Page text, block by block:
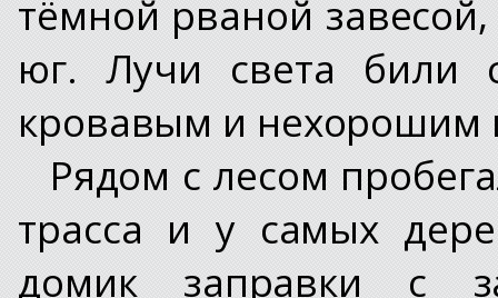
тёмной рваной
юг. Лучи света били
кровавым и нехорошим
Рядом с лесом
трасса и у самых
домик заправки с